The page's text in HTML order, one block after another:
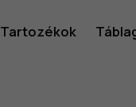
Tartozékok